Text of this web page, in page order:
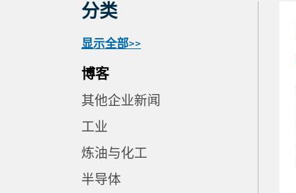
分类
显示全部>>
博客
其他企业新闻
工业
炼油与化工
半导体